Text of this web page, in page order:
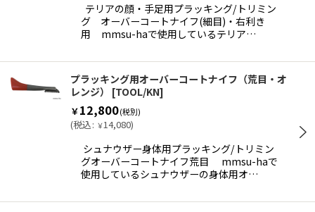
テリアの顔・手足用プラッキング/トリミン
グ オーバーコートナイフ(細目)・右利き
用 mmsu-haで使用しているテリア…
プラッキング用オーバーコートナイフ（荒目・オ
レンジ）
[TOOL/KN]
￥12,800(税別)
(税込: ￥14,080)
シュナウザー身体用プラッキング/トリミン
グオーバーコートナイフ荒目 mmsu-haで
使用しているシュナウザーの身体用オ…